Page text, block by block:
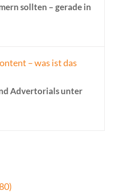
sollten – gerade in
– was ist das
Advertorials unter